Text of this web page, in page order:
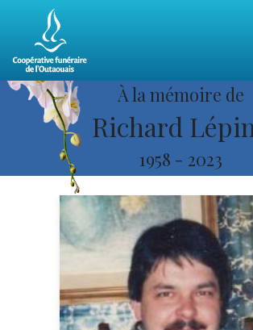
À la mémoire de
Richard
1958 - 2023